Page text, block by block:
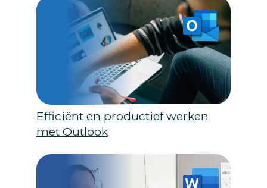
Efficiënt en productief werken
met Outlook